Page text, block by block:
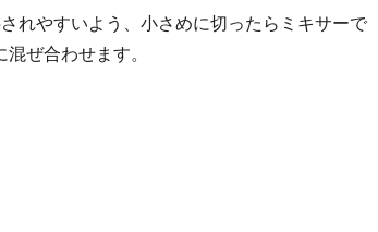
れやすいよう、小さめに切ったらミキサーで
ぜ合わせます。